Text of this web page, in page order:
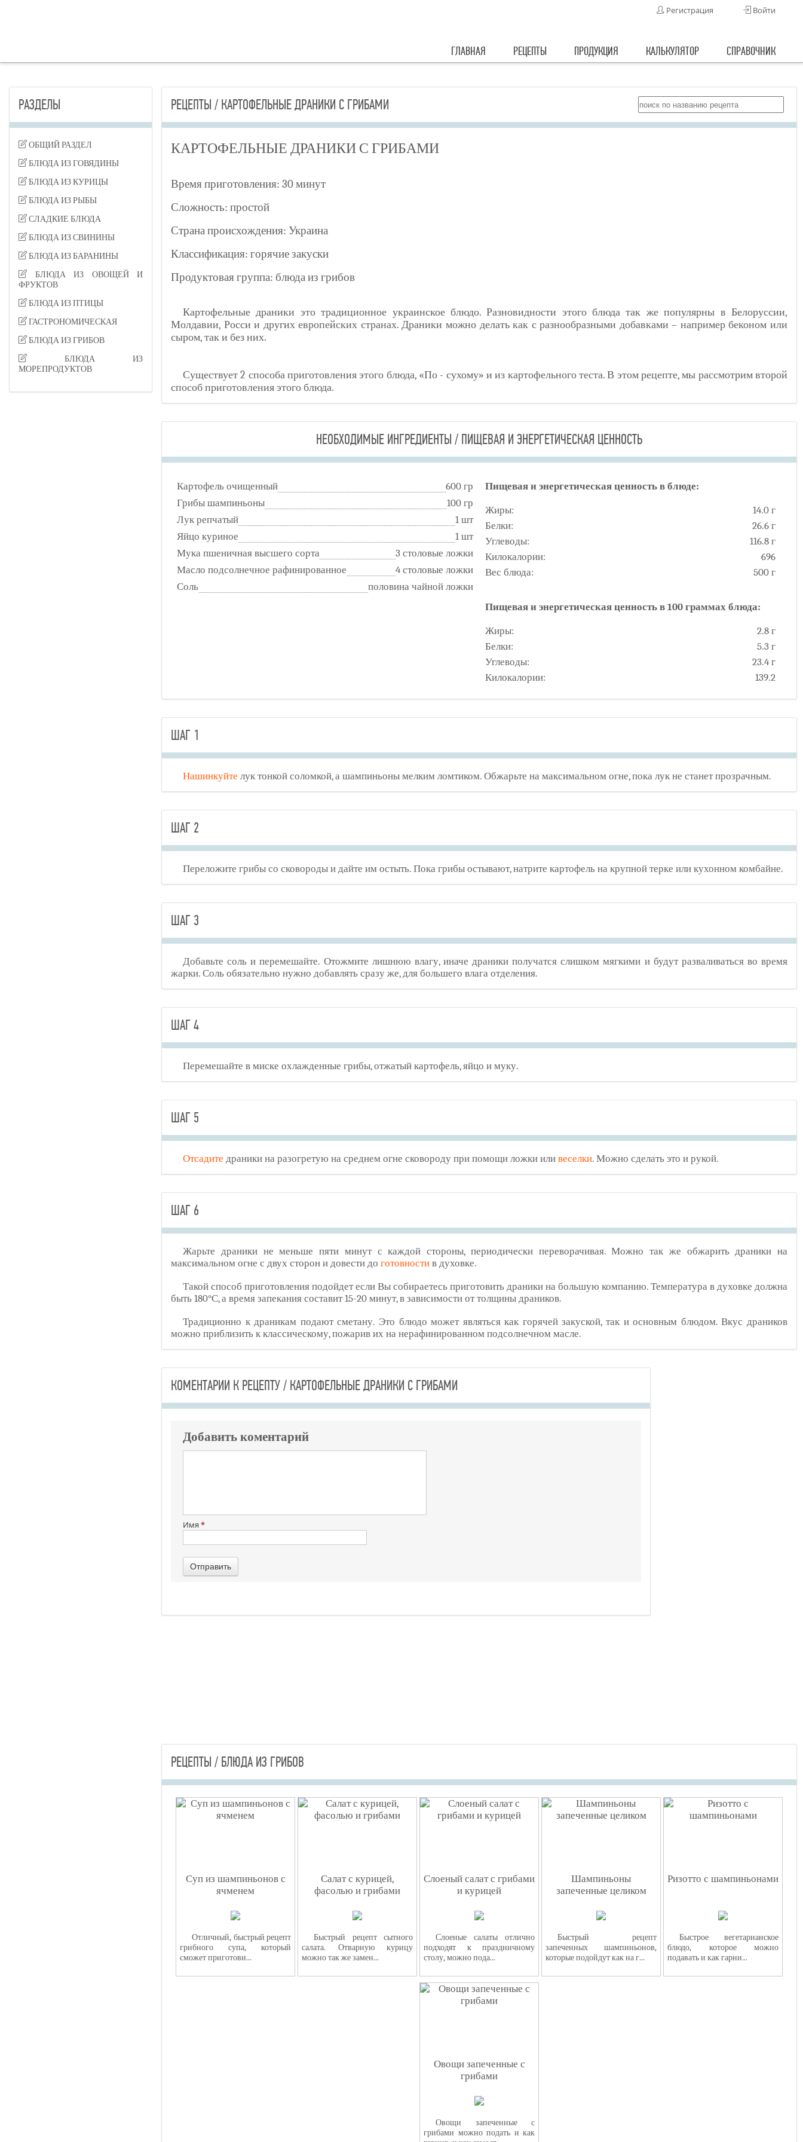
Войти
Регистрация
ГЛАВНАЯ РЕЦЕПТЫ ПРОДУКЦИЯ КАЛЬКУЛЯТОР СПРАВОЧНИК
РАЗДЕЛЫ
ОБЩИЙ РАЗДЕЛ
БЛЮДА ИЗ ГОВЯДИНЫ
БЛЮДА ИЗ КУРИЦЫ
БЛЮДА ИЗ РЫБЫ
СЛАДКИЕ БЛЮДА
БЛЮДА ИЗ СВИНИНЫ
БЛЮДА ИЗ БАРАНИНЫ
БЛЮДА ИЗ ОВОЩЕЙ И
ФРУКТОВ
БЛЮДА ИЗ ПТИЦЫ
ГАСТРОНОМИЧЕСКАЯ
БЛЮДА ИЗ ГРИБОВ
БЛЮДА ИЗ
МОРЕПРОДУКТОВ
РЕЦЕПТЫ / КАРТОФЕЛЬНЫЕ ДРАНИКИ С ГРИБАМИ
КАРТОФЕЛЬНЫЕ ДРАНИКИ С ГРИБАМИ
Время приготовления: 30 минут
Сложность: простой
Страна происхождения: Украина
Классификация: горячие закуски
Продуктовая группа: блюда из грибов
Картофельные драники это традиционное украинское блюдо. Разновидности этого блюда так же популярны в Белоруссии,
Молдавии, Росси и других европейских странах. Драники можно делать как с разнообразными добавками – например беконом или
сыром, так и без них.
Существует 2 способа приготовления этого блюда, «По - сухому» и из картофельного теста. В этом рецепте, мы рассмотрим второй
способ приготовления этого блюда.
НЕОБХОДИМЫЕ ИНГРЕДИЕНТЫ / ПИЩЕВАЯ И ЭНЕРГЕТИЧЕСКАЯ ЦЕННОСТЬ
Картофель очищенный
600 гр
Грибы шампиньоны
100 гр
Лук репчатый
1 шт
Яйцо куриное
1 шт
Мука пшеничная высшего сорта
3 столовые ложки
Масло подсолнечное рафинированное
4 столовые ложки
Соль
половина чайной ложки
Пищевая и энергетическая ценность в блюде:
Жиры:
14.0 г
Белки:
26.6 г
Углеводы:
116.8 г
Килокалории:
696
Вес блюда:
500 г
Пищевая и энергетическая ценность в 100 граммах блюда:
Жиры:
2.8 г
Белки:
5.3 г
Углеводы:
23.4 г
Килокалории:
139.2
ШАГ 1
Нашинкуйте лук тонкой соломкой, а шампиньоны мелким ломтиком. Обжарьте на максимальном огне, пока лук не станет прозрачным.
ШАГ 2
Переложите грибы со сковороды и дайте им остыть. Пока грибы остывают, натрите картофель на крупной терке или кухонном комбайне.
ШАГ 3
Добавьте соль и перемешайте. Отожмите лишнюю влагу, иначе драники получатся слишком мягкими и будут разваливаться во время
жарки. Соль обязательно нужно добавлять сразу же, для большего влага отделения.
ШАГ 4
Перемешайте в миске охлажденные грибы, отжатый картофель, яйцо и муку.
ШАГ 5
Отсадите драники на разогретую на среднем огне сковороду при помощи ложки или веселки. Можно сделать это и рукой.
ШАГ 6
Жарьте драники не меньше пяти минут с каждой стороны, периодически переворачивая. Можно так же обжарить драники на
максимальном огне с двух сторон и довести до готовности в духовке.
Такой способ приготовления подойдет если Вы собираетесь приготовить драники на большую компанию. Температура в духовке должна
быть 180°С, а время запекания составит 15-20 минут, в зависимости от толщины драников.
Традиционно к драникам подают сметану. Это блюдо может являться как горячей закуской, так и основным блюдом. Вкус драников
можно приблизить к классическому, пожарив их на нерафинированном подсолнечном масле.
КОМЕНТАРИИ К РЕЦЕПТУ / КАРТОФЕЛЬНЫЕ ДРАНИКИ С ГРИБАМИ
Добавить коментарий
Имя *
РЕЦЕПТЫ / БЛЮДА ИЗ ГРИБОВ
Суп из шампиньонов с
ячменем
Отличный, быстрый рецепт
грибного супа, который
сможет приготови...
Салат с курицей,
фасолью и грибами
Быстрый рецепт сытного
салата. Отварную курицу
можно так же замен...
Слоеный салат с грибами
и курицей
Слоеные салаты отлично
подходят к праздничному
столу, можно пода...
Шампиньоны
запеченные целиком
Быстрый рецепт
запеченных шампиньонов,
которые подойдут как на г...
Ризотто с шампиньонами
Быстрое вегетарианское
блюдо, которое можно
подавать и как гарни...
Овощи запеченные с
грибами
Овощи запеченные с
грибами можно подать и как